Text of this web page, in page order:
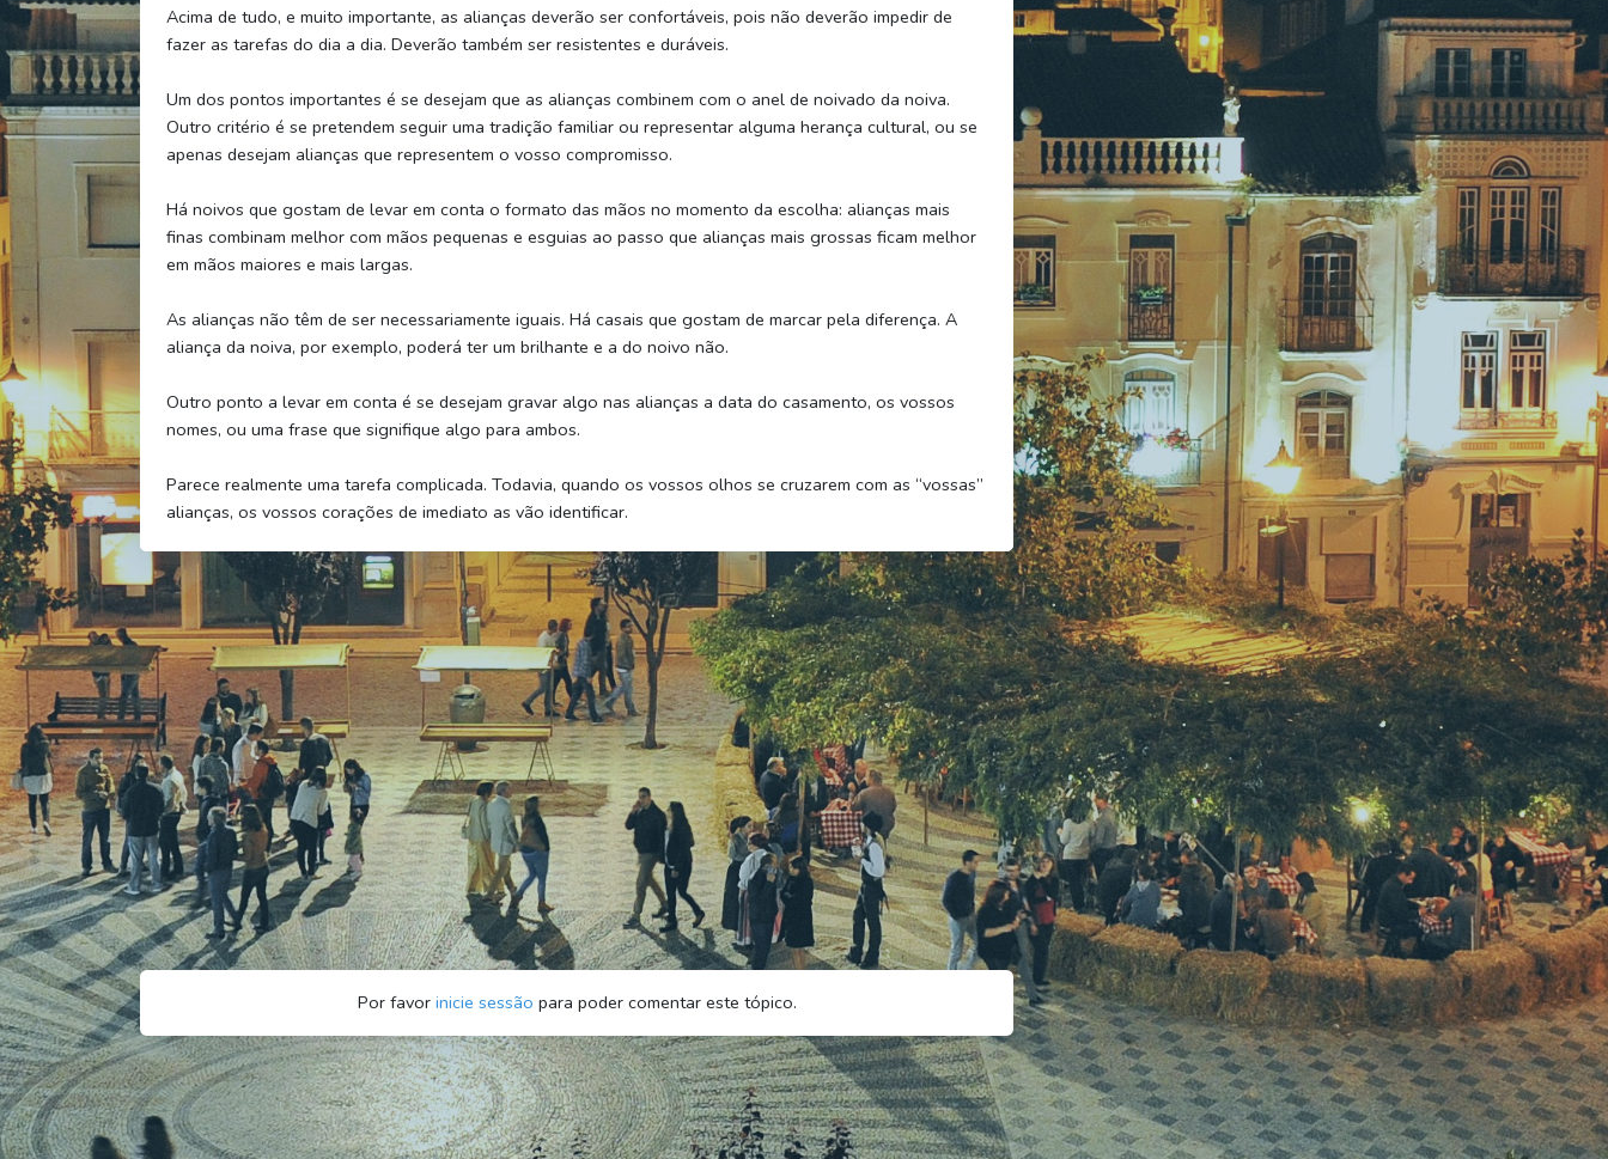
Acima de tudo, e muito importante, as alianças deverão ser confortáveis, pois não deverão impedir de
fazer as tarefas do dia a dia. Deverão também ser resistentes e duráveis.
Um dos pontos importantes é se desejam que as alianças combinem com o anel de noivado da noiva.
Outro critério é se pretendem seguir uma tradição familiar ou representar alguma herança cultural, ou se
apenas desejam alianças que representem o vosso compromisso.
Há noivos que gostam de levar em conta o formato das mãos no momento da escolha: alianças mais
finas combinam melhor com mãos pequenas e esguias ao passo que alianças mais grossas ficam melhor
em mãos maiores e mais largas.
As alianças não têm de ser necessariamente iguais. Há casais que gostam de marcar pela diferença. A
aliança da noiva, por exemplo, poderá ter um brilhante e a do noivo não.
Outro ponto a levar em conta é se desejam gravar algo nas alianças a data do casamento, os vossos
nomes, ou uma frase que signifique algo para ambos.
Parece realmente uma tarefa complicada. Todavia, quando os vossos olhos se cruzarem com as “vossas”
alianças, os vossos corações de imediato as vão identificar.
Por favor inicie sessão para poder comentar este tópico.